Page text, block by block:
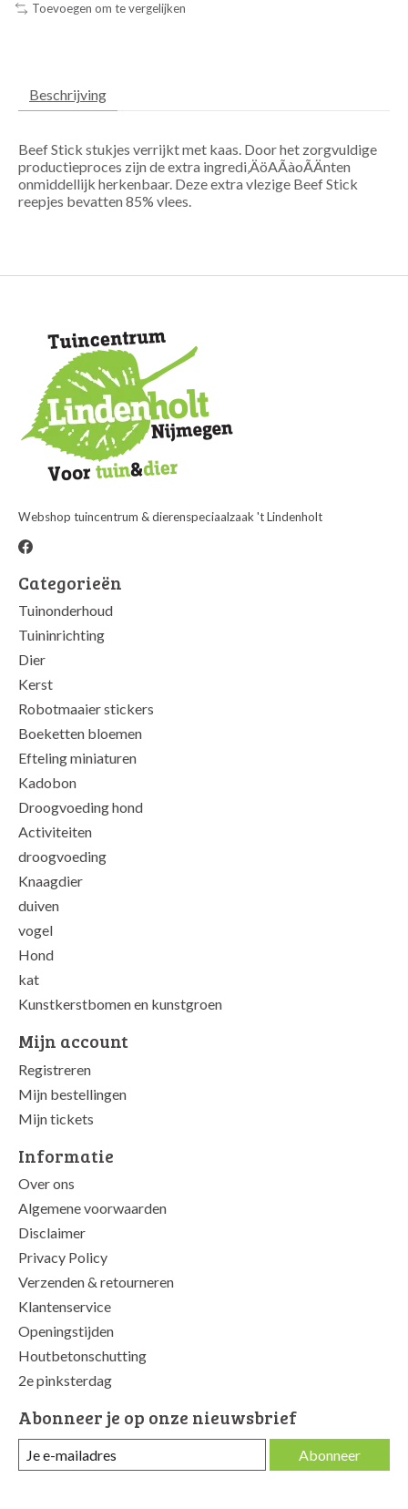
Toevoegen om te vergelijken
Beschrijving
Beef Stick stukjes verrijkt met kaas. Door het zorgvuldige
productieproces zijn de extra ingredi‚ÄöAÃàoÃÄnten
onmiddellijk herkenbaar. Deze extra vlezige Beef Stick
reepjes bevatten 85% vlees.
Webshop tuincentrum & dierenspeciaalzaak 't Lindenholt
Categorieën
Tuinonderhoud
Tuininrichting
Dier
Kerst
Robotmaaier stickers
Boeketten bloemen
Efteling miniaturen
Kadobon
Droogvoeding hond
Activiteiten
droogvoeding
Knaagdier
duiven
vogel
Hond
kat
Kunstkerstbomen en kunstgroen
Mijn account
Registreren
Mijn bestellingen
Mijn tickets
Informatie
Over ons
Algemene voorwaarden
Disclaimer
Privacy Policy
Verzenden & retourneren
Klantenservice
Openingstijden
Houtbetonschutting
2e pinksterdag
Abonneer je op onze nieuwsbrief
Abonneer